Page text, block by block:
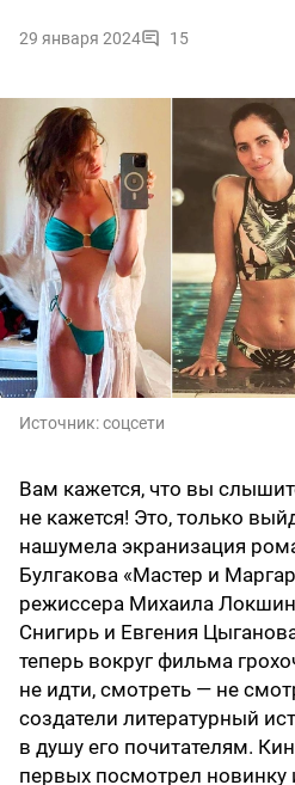
29 января 2024 15
Источник:соцсети
Вам кажется, что вы
не кажется! Это, только
нашумела экранизация
Булгакова «Мастер и
режиссера Михаила
Снигирь и Евгения
теперь вокруг фильма
не идти, смотреть — не
создатели литературный
в душу его почитателям.
первых посмотрел новинку